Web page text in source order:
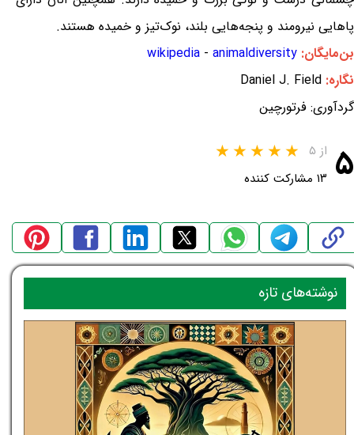
پاهایی نیرومند و پنجه‌هایی بلند، نوک‌تیز و خمیده هستند.
بن‌مایگان:
wikipedia - animaldiversity
نگاره: Daniel J. Field
گردآوری: فرتورچین
۵ از ۵
۱۳ مشارکت کننده
نوشته‌های تازه